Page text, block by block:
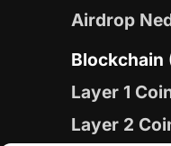
Airdrop
Blockchain
Layer 1
Layer 2